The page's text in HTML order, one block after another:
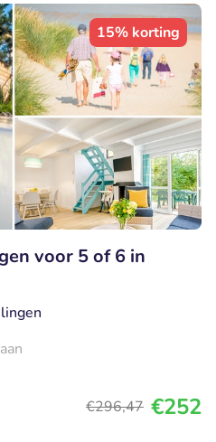
15% korting
voor 5 of 6 in
€296,47 €252